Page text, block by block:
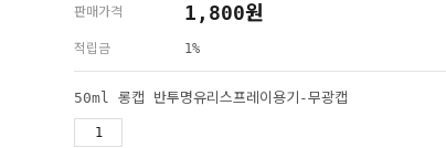
판매가격 1,800원
적립금 1%
50ml 롱캡 반투명유리스프레이용기-무광캡